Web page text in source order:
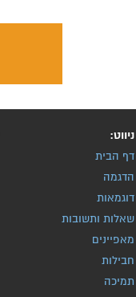
ניווט:
דף הבית
הדגמה
דוגמאות
שאלות ותשובות
מאפיינים
חבילות
תמיכה